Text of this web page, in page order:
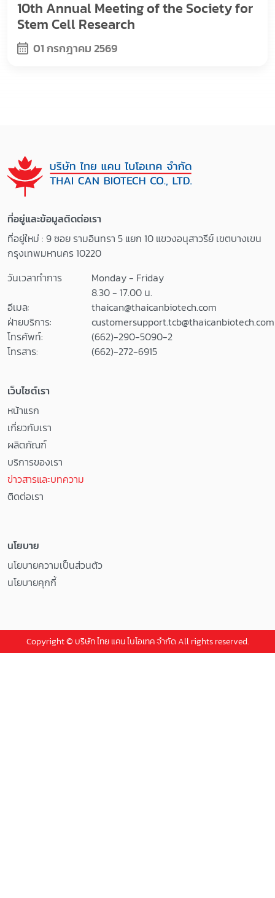
10th Annual Meeting of the Society for
Stem Cell Research
01 กรกฎาคม 2569
ที่อยู่และข้อมูลติดต่อเรา
ที่อยู่ใหม่ : 9 ซอย รามอินทรา 5 แยก 10 แขวงอนุสาวรีย์ เขตบางเขน
กรุงเทพมหานคร 10220
วันเวลาทำการ
Monday - Friday
8.30 - 17.00 น.
อีเมล:
thaican@thaicanbiotech.com
ฝ่ายบริการ:
customersupport.tcb@thaicanbiotech.com
โทรศัพท์:
(662)-290-5090-2
โทรสาร:
(662)-272-6915
เว็บไซต์เรา
หน้าแรก
เกี่ยวกับเรา
ผลิตภัณฑ์
บริการของเรา
ข่าวสารและบทความ
ติดต่อเรา
นโยบาย
นโยบายความเป็นส่วนตัว
นโยบายคุกกี้
Copyright © บริษัท ไทย แคน ไบโอเทค จำกัด All rights reserved.